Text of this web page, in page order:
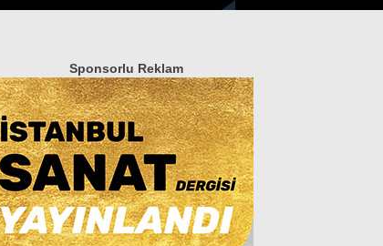
GÜNDEM
EKONOMİ
Sponsorlu Reklam